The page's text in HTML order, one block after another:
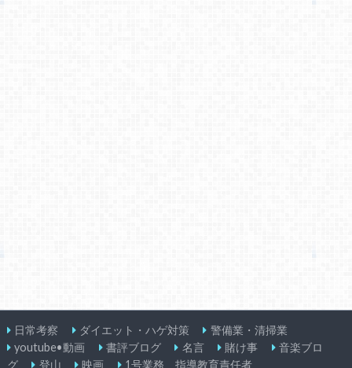
日常考察 ダイエット・ハゲ対策
警備業・清掃業
youtube•動画
書評ブログ 名言 賭け事
音楽ブロ
グ
登山 映画 1号業務 指導教育責任者